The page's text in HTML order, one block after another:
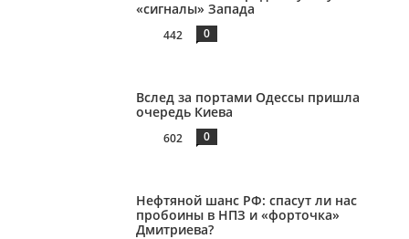
«сигналы» Запада
442 0
Вслед за портами Одессы пришла
очередь Киева
602 0
Нефтяной шанс РФ: спасут ли нас
пробоины в НПЗ и «форточка»
Дмитриева?